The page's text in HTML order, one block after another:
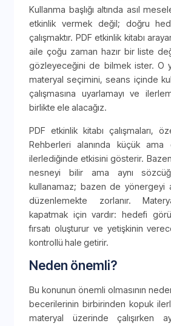
Kullanma başlığı altında asıl
etkinlik vermek değil; doğru
çalışmaktır. PDF etkinlik kitabı
aile çoğu zaman hazır bir liste
gözleyeceğini de bilmek ister. O
materyal seçimini, seans içinde
çalışmasına uyarlamayı ve
birlikte ele alacağız.
PDF etkinlik kitabı çalışmaları,
Rehberleri alanında küçük ama
ilerlediğinde etkisini gösterir.
nesneyi bilir ama aynı
kullanamaz; bazen de yönergeyi
düzenlemekte zorlanır.
kapatmak için vardır: hedefi
fırsatı oluşturur ve yetişkinin
kontrollü hale getirir.
Neden önemli?
Bu konunun önemli olmasının
becerilerinin birbirinden kopuk
materyal üzerinde çalışırken